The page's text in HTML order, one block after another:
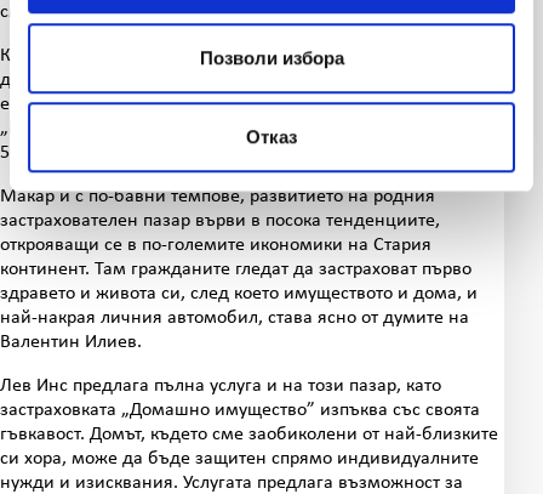
Позволи избора
Отказ
смяна на гума.
Като допълнение към застраховката Каско, клиентите могат
да изберат и екстрите „Практик”. Най-често избираната
екстра, която може да бъде използвана и самостоятелно, е
„Мини+”. При нея само срещу 5 лева клиентите получават
50 км безплатна пътна помощ при авария или ПТП.
Макар и с по-бавни темпове, развитието на родния
застрахователен пазар върви в посока тенденциите,
открояващи се в по-големите икономики на Стария
континент. Там гражданите гледат да застраховат първо
здравето и живота си, след което имуществото и дома, и
най-накрая личния автомобил, става ясно от думите на
Валентин Илиев.
Лев Инс предлага пълна услуга и на този пазар, като
застраховката „Домашно имущество” изпъква със своята
гъвкавост. Домът, където сме заобиколени от най-близките
си хора, може да бъде защитен спрямо индивидуалните
нужди и изисквания. Услугата предлага възможност за